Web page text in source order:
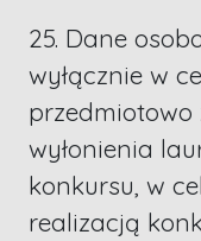
25. Dane
wyłącznie w
przedmiotowo
wyłonienia
konkursu, w
realizacją